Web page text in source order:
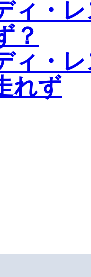
ィ・
？
ィ・
れず